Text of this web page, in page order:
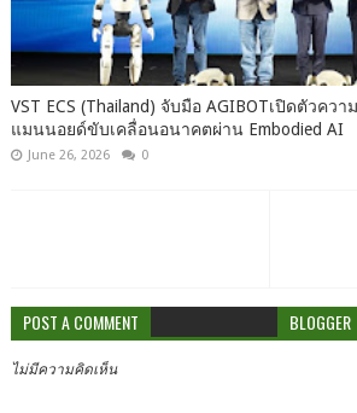
VST ECS (Thailand) จับมือ AGIBOTเปิดตัวค
แมนนอยด์ขับเคลื่อนอนาคตผ่าน Embodied AI
June 26, 2026 0
POST A COMMENT BLOGGER
ไม่มีความคิดเห็น